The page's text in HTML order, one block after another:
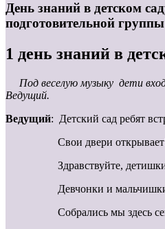
День знаний в детском
подготовительной группы
1 день знаний в
Под веселую музыку дети
Ведущий.
Ведущий: Детский сад ребят
Свои двери
Здравствуйте,
Девчонки и
Собрались мы здесь